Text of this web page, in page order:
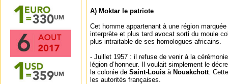
A) Moktar le patriote
Cet homme appartenant à une région
interprète et plus tard avocat sorti du moule
plus intraitable de ses homologues africains.
- Juillet 1957 : il refuse de venir à la
légion d’honneur. Il voulait simplement le
la colonie de Saint-Louis à Nouakchott.
les autorités françaises.